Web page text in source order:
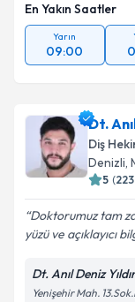
En Yakın Saatler
Yarın
09:00
Dt.
Diş
Denizli,
5 (223
Doktorumuz tam
yüzü ve açıklayıcı
Dt. Anıl Deniz
Yenişehir Mah.